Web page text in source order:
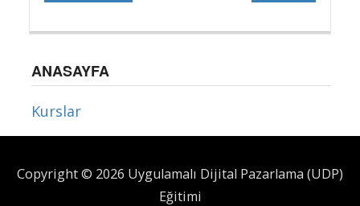
ANASAYFA
Kurslar
Copyright © 2026 Uygulamalı Dijital Pazarlama (UDP)
Eğitimi